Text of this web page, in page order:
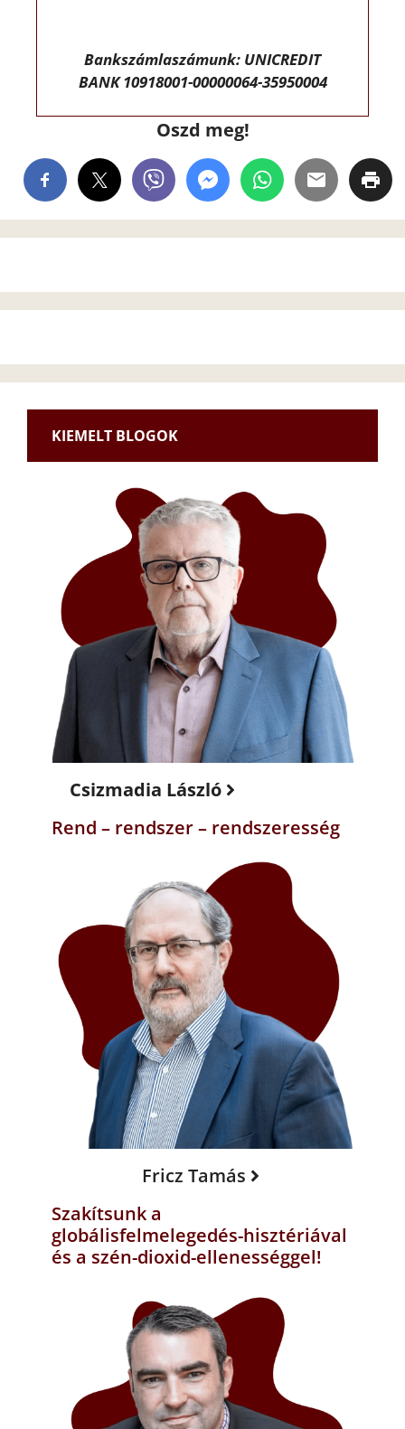
Bankszámlaszámunk: UNICREDIT
BANK 10918001-00000064-35950004
Oszd meg!
KIEMELT BLOGOK
Csizmadia László
Rend – rendszer – rendszeresség
Fricz Tamás
Szakítsunk a
globálisfelmelegedés-hisztériával
és a szén-dioxid-ellenességgel!